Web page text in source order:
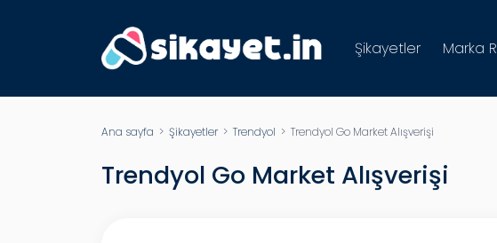
Şikayetler Marka
Ana sayfa > Şikayetler> Trendyol > Trendyol Go Market Alışverişi
Trendyol Go Market Alışverişi